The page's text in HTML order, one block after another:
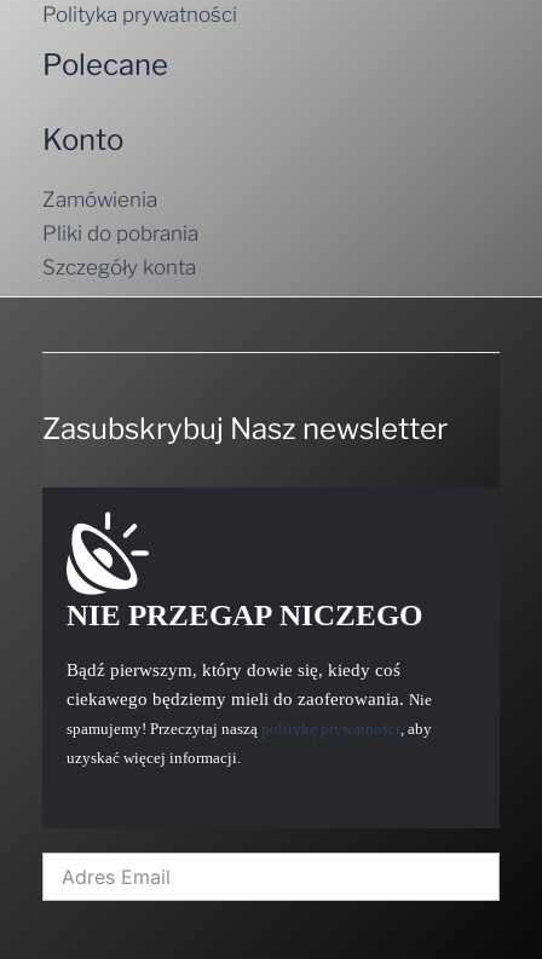
Polityka prywatności
Polecane
Konto
Zamówienia
Pliki do pobrania
Szczegóły konta
Zasubskrybuj Nasz newsletter
NIE PRZEGAP NICZEGO
Bądź pierwszym, który dowie się, kiedy coś
ciekawego będziemy mieli do zaoferowania. Nie
spamujemy! Przeczytaj naszą politykę prywatności, aby
uzyskać więcej informacji.